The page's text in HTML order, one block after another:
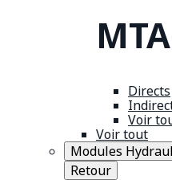
MTA
Directs
Voir
Voir tout
Modules
Retour